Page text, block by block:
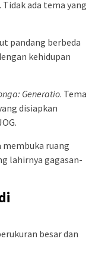
ada tema yang
pandang berbeda
kehidupan
Generatio. Tema
disiapkan
ruang
lahirnya gagasan-
besar dan